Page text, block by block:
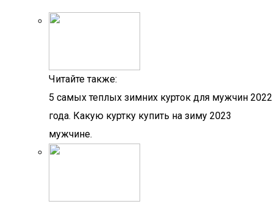
Читайте также:
5 самых теплых зимних курток для мужчин 2022
года. Какую куртку купить на зиму 2023
мужчине.